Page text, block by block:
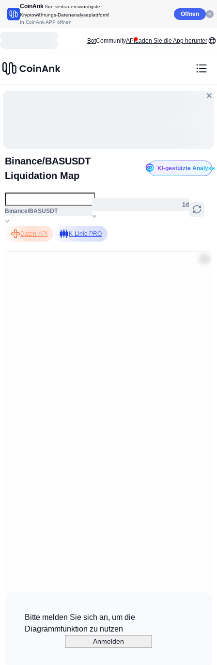
CoinAnk Ihre vertrauenswürdigste
Kryptowährungs-Datenanalyseplattform!
In CoinAnk APP öffnen
Öffnen
BotCommunityAPILaden Sie die App herunter
Binance/BASUSDT
Liquidation Map
KI-gestützte Analyse
Binance/BASUSDT
1d
Daten-API K-Linie PRO
Bitte melden Sie sich an, um die
Diagrammfunktion zu nutzen
Anmelden